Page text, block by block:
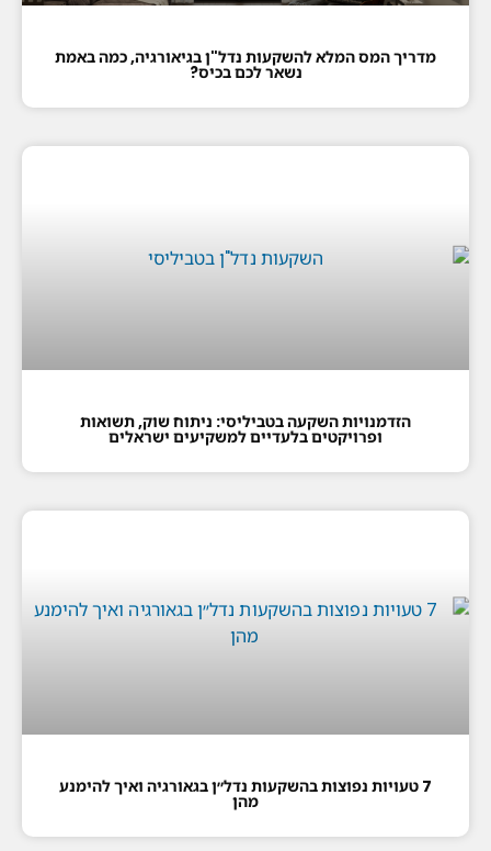
מדריך המס המלא להשקעות נדל"ן בגיאורגיה, כמה באמת
נשאר לכם בכיס?
הזדמנויות השקעה בטביליסי: ניתוח שוק, תשואות
ופרויקטים בלעדיים למשקיעים ישראלים
7 טעויות נפוצות בהשקעות נדל״ן בגאורגיה ואיך להימנע
מהן